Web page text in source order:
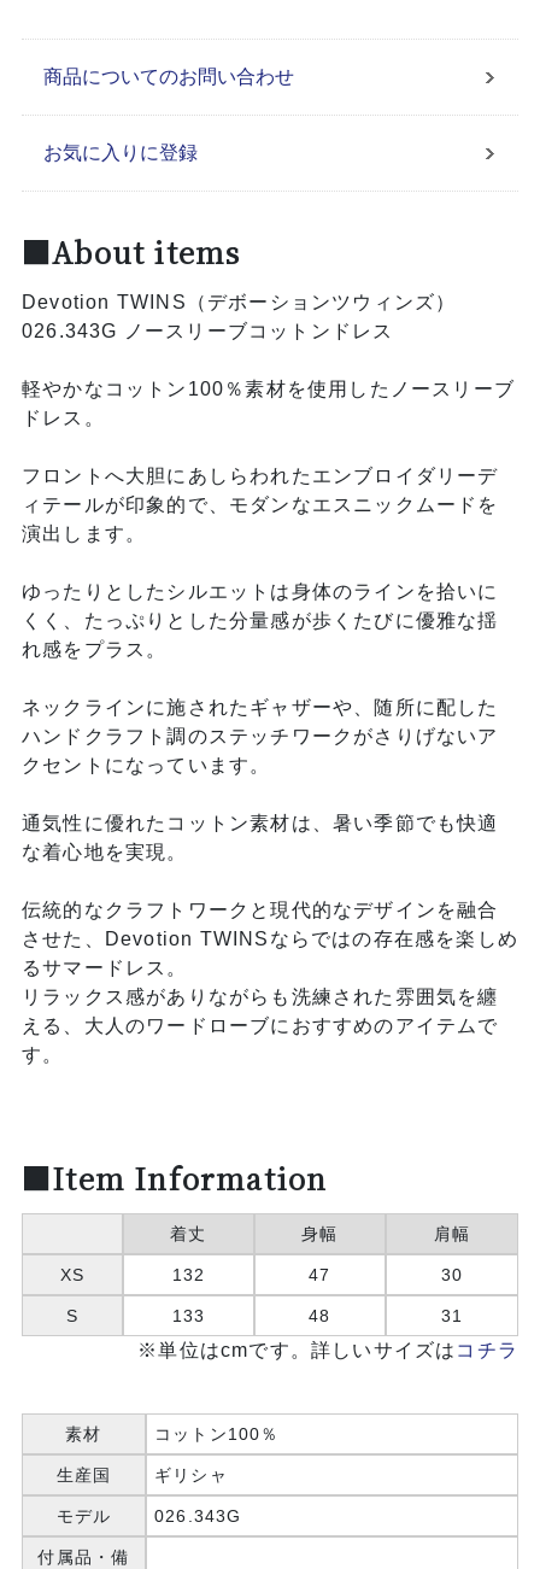
商品についてのお問い合わせ
お気に入りに登録
■About items
Devotion TWINS（デボーションツウィンズ）
026.343G ノースリーブコットンドレス
軽やかなコットン100％素材を使用したノースリーブ
ドレス。
フロントへ大胆にあしらわれたエンブロイダリーデ
ィテールが印象的で、モダンなエスニックムードを
演出します。
ゆったりとしたシルエットは身体のラインを拾いに
くく、たっぷりとした分量感が歩くたびに優雅な揺
れ感をプラス。
ネックラインに施されたギャザーや、随所に配した
ハンドクラフト調のステッチワークがさりげないア
クセントになっています。
通気性に優れたコットン素材は、暑い季節でも快適
な着心地を実現。
伝統的なクラフトワークと現代的なデザインを融合
させた、Devotion TWINSならではの存在感を楽しめ
るサマードレス。
リラックス感がありながらも洗練された雰囲気を纏
える、大人のワードローブにおすすめのアイテムで
す。
■Item Information
着丈 身幅 肩幅
XS 132 47 30
S 133 48 31
※単位はcmです。詳しいサイズは コチラ
素材 コットン100％
生産国 ギリシャ
モデル 026.343G
付属品・備